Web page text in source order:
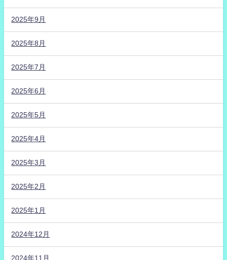
2025年9月
2025年8月
2025年7月
2025年6月
2025年5月
2025年4月
2025年3月
2025年2月
2025年1月
2024年12月
2024年11月